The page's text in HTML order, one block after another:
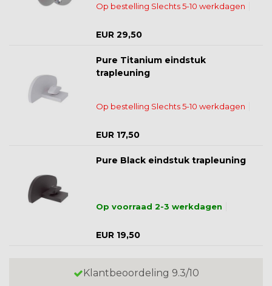
Op bestelling Slechts 5-10 werkdagen
EUR 29,50
Pure Titanium eindstuk
trapleuning
Op bestelling Slechts 5-10 werkdagen
EUR 17,50
Pure Black eindstuk trapleuning
Op voorraad 2-3 werkdagen
EUR 19,50
Klantbeoordeling 9.3/10